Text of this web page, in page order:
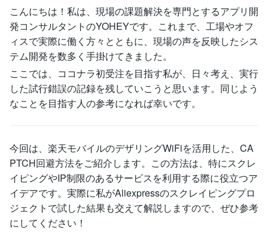
こんにちは！私は、現場の課題解決を専門とするアプリ開
発コンサルタントのYOHEYです。これまで、工場やオフ
ィスで実際に働く方々とともに、現場の声を反映したシス
テム開発を数多く手掛けてきました。
ここでは、ココナラ初受注を目指す私が、日々考え、実行
した試行錯誤の記録を残していこうと思います。同じよう
なことを目指す人の参考になれば幸いです。
今回は、楽天モバイルのデザリングWiFiを活用した、CA
PTCH回避方法をご紹介します。この方法は、特にスクレ
イピングやIP制限のあるサービスを利用する際に役立つア
イデアです。実際に私がAliexpressのスクレイピングプロ
ジェクトで試した結果も交えて解説しますので、ぜひ参考
にしてください！